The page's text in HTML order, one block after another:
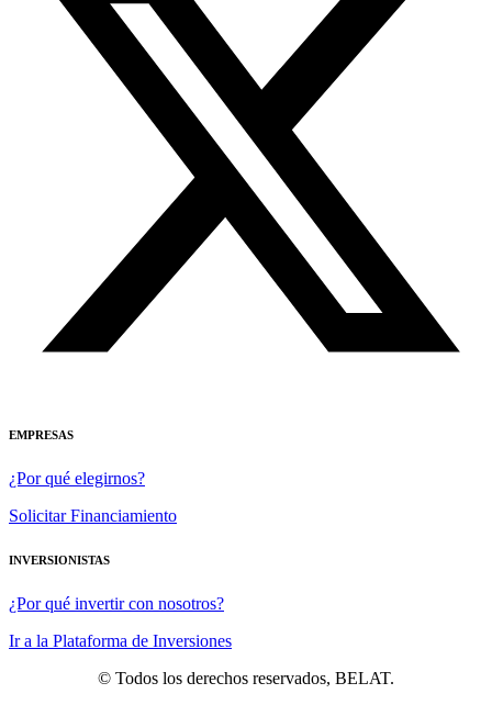
EMPRESAS
¿Por qué elegirnos?
Solicitar Financiamiento
INVERSIONISTAS
¿Por qué invertir con nosotros?
Ir a la Plataforma de Inversiones
© Todos los derechos reservados, BELAT.